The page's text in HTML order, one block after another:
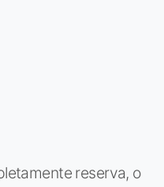
reserva, o